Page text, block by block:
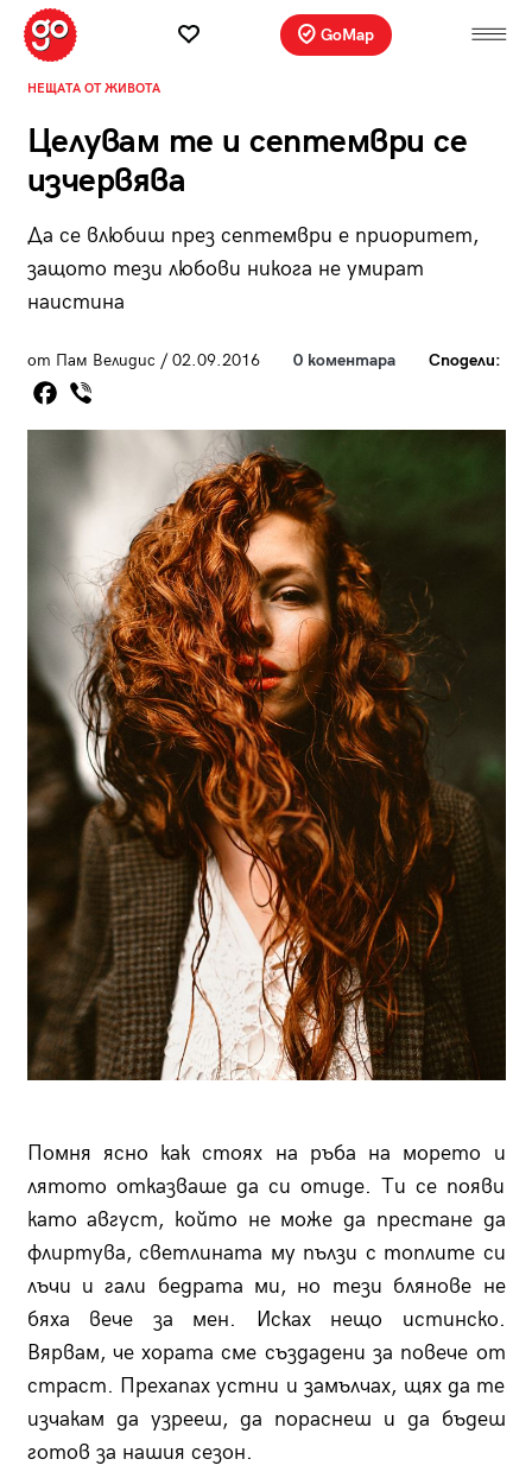
GoMap
НЕЩАТА ОТ ЖИВОТА
Целувам те и септември се
изчервява
Да се влюбиш през септември е приоритет,
защото тези любови никога не умират
наистина
от Пам Велидис / 02.09.2016 0 коментара Сподели:
Помня ясно как стоях на ръба на морето и
лятото отказваше да си отиде. Ти се появи
като август, който не може да престане да
флиртува, светлината му пълзи с топлите си
лъчи и гали бедрата ми, но тези блянове не
бяха вече за мен. Исках нещо истинско.
Вярвам, че хората сме създадени за повече от
страст. Прехапах устни и замълчах, щях да те
изчакам да узрееш, да пораснеш и да бъдеш
готов за нашия сезон.